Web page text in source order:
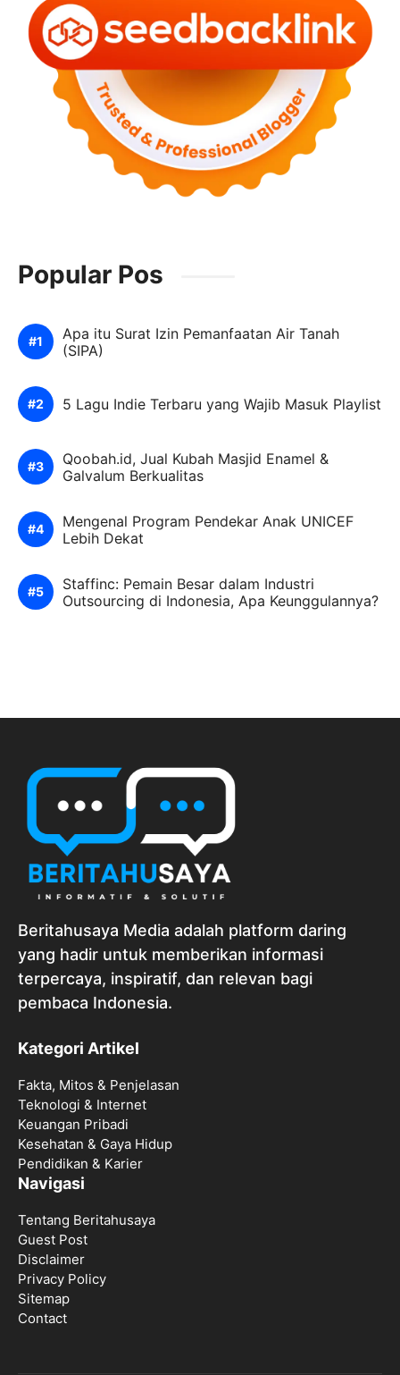
Popular Pos
Apa itu Surat Izin Pemanfaatan Air Tanah
(SIPA)
5 Lagu Indie Terbaru yang Wajib Masuk Playlist
Qoobah.id, Jual Kubah Masjid Enamel &
Galvalum Berkualitas
Mengenal Program Pendekar Anak UNICEF
Lebih Dekat
Staffinc: Pemain Besar dalam Industri
Outsourcing di Indonesia, Apa Keunggulannya?
Beritahusaya Media adalah platform daring
yang hadir untuk memberikan informasi
terpercaya, inspiratif, dan relevan bagi
pembaca Indonesia.
Kategori Artikel
Fakta, Mitos & Penjelasan
Teknologi & Internet
Keuangan Pribadi
Kesehatan & Gaya Hidup
Pendidikan & Karier
Navigasi
Tentang Beritahusaya
Guest Post
Disclaimer
Privacy Policy
Sitemap
Contact